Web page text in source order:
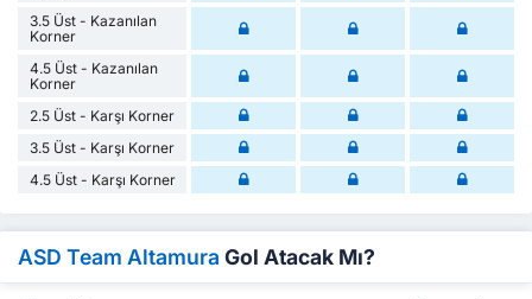
3.5 Üst - Kazanılan
Korner
4.5 Üst - Kazanılan
Korner
2.5 Üst - Karşı Korner
3.5 Üst - Karşı Korner
4.5 Üst - Karşı Korner
ASD Team Altamura Gol Atacak Mı?